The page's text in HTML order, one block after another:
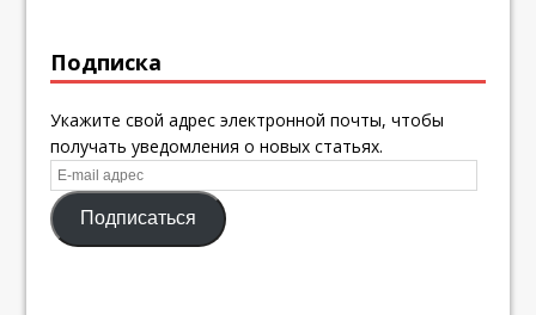
Подписка
Укажите свой адрес электронной почты, чтобы
получать уведомления о новых статьях.
E-
mail
адресПодписаться